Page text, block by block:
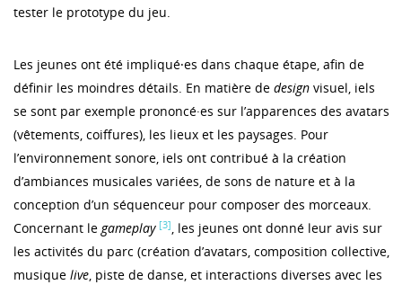
tester le prototype du jeu.
Les jeunes ont été impliqué⸱es dans chaque étape, afin de
définir les moindres détails. En matière de design visuel, iels
se sont par exemple prononcé·es sur l’apparences des avatars
(vêtements, coiffures), les lieux et les paysages. Pour
l’environnement sonore, iels ont contribué à la création
d’ambiances musicales variées, de sons de nature et à la
conception d’un séquenceur pour composer des morceaux.
Concernant le gameplay [3], les jeunes ont donné leur avis sur
les activités du parc (création d’avatars, composition collective,
musique live, piste de danse, et interactions diverses avec les